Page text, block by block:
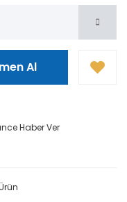
Al
Haber Ver